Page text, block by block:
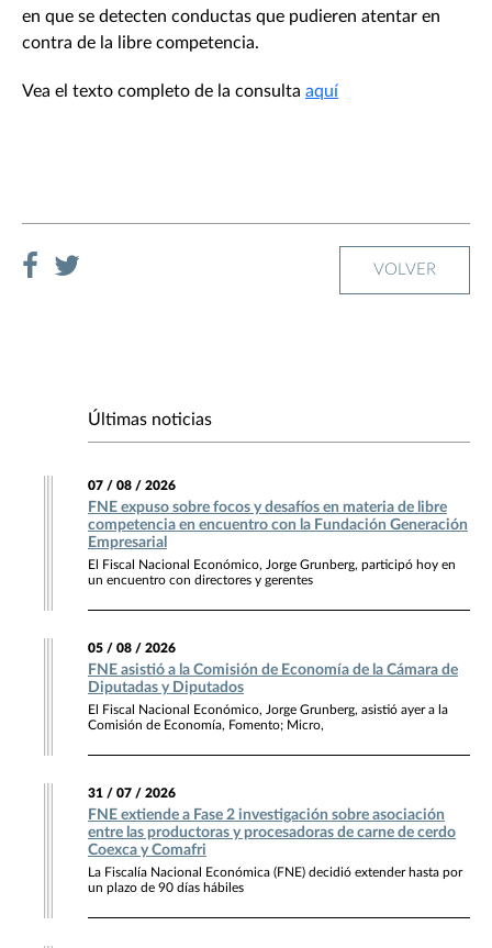
en que se detecten conductas que pudieren atentar en
contra de la libre competencia.
Vea el texto completo de la consulta aquí
VOLVER
Últimas noticias
07 / 08 / 2026
FNE expuso sobre focos y desafíos en materia de libre
competencia en encuentro con la Fundación Generación
Empresarial
El Fiscal Nacional Económico, Jorge Grunberg, participó hoy en
un encuentro con directores y gerentes
05 / 08 / 2026
FNE asistió a la Comisión de Economía de la Cámara de
Diputadas y Diputados
El Fiscal Nacional Económico, Jorge Grunberg, asistió ayer a la
Comisión de Economía, Fomento; Micro,
31 / 07 / 2026
FNE extiende a Fase 2 investigación sobre asociación
entre las productoras y procesadoras de carne de cerdo
Coexca y Comafri
La Fiscalía Nacional Económica (FNE) decidió extender hasta por
un plazo de 90 días hábiles